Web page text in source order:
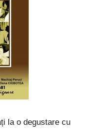
la o degustare cu